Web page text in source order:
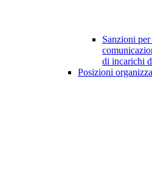
Sanzioni
di incarichi
Posizioni